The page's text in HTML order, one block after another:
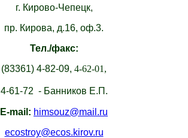
г. Кирово-Чепецк,
пр. Кирова, д.16, оф.3.
Тел./факс:
(83361) 4-82-09, 4-62-01,
4-61-72 - Банников Е.П.
E-mail: himsouz@mail.ru
ecostroy@ecos.kirov.ru